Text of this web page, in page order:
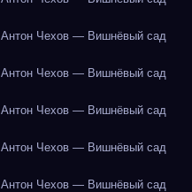
Антон Чехов — Вишнёвый сад
Антон Чехов — Вишнёвый сад
Антон Чехов — Вишнёвый сад
Антон Чехов — Вишнёвый сад
Антон Чехов — Вишнёвый сад